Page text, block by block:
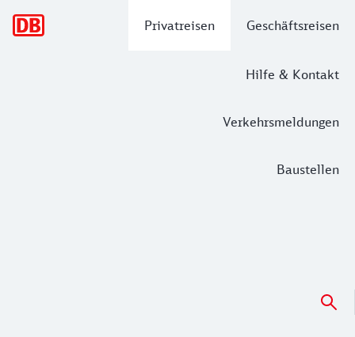
Privatreisen Geschäftsreisen
Hilfe & Kontakt
Verkehrsmeldungen
Baustellen